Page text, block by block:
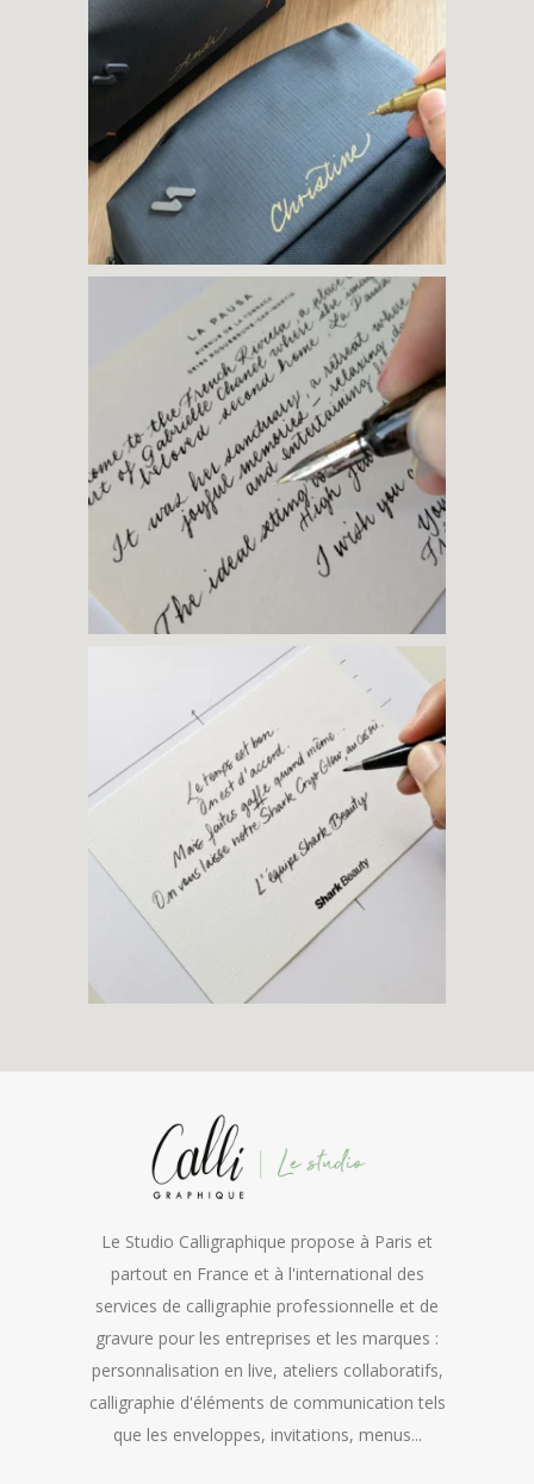
Le Studio Calligraphique propose à Paris et
partout en France et à l'international des
services de calligraphie professionnelle et de
gravure pour les entreprises et les marques :
personnalisation en live, ateliers collaboratifs,
calligraphie d'éléments de communication tels
que les enveloppes, invitations, menus...